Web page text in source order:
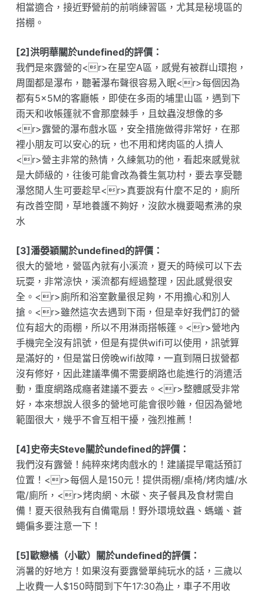
相當適合，接近野營前的前哨練習區，尤其是秘境區的
搭棚。
[2]洪明華關於undefined的評價：
我們是來露營的<r>在星空A區，感覺有被群山環抱，
周圍都是瀑布，聽著瀑布聲很容易入眠<r>每個因為
都有5×5M的客廳帳，即使在多雨的埔里山區，遇到下
雨天和收帳篷就不會那麼棘手，且蚊蟲沒想像的多
<r>露營的瀑布戲水區，安全措施做得非常好，在那
裡小朋友可以安心的玩，也不用和烤肉區的人擠人
<r>營主非常的熱情，久練氣功的他，看起來感覺就
是大師級的，往後可能會改為養生氣功村，要去享受聽
瀑悠閒人生可要趁早<r>真要說有什麼不足的，廁所
有改善空間，草地養護不夠好，沒飲水機要喝煮沸的泉
水
[3]潘嫈穎關於undefined的評價：
很大的營地，營區內就有小溪流，夏天的時候可以下去
玩耍，非常涼快，溪流都有經過整理，因此感覺很安
全。<r>廁所和浴室數量很足夠，不用擔心和別人
搶。<r>雖然這次去遇到下雨，但是幸好我們訂的營
位有超大的雨棚，所以不用淋雨搭帳篷。<r>營地內
手機完全沒有訊號，但是有提供wifi可以使用，訊號算
是滿好的，但是當日傍晚wifi故障，一直到隔日拔營都
沒有修好，因此建議準備不需要網路也能進行的消遣活
動，重度網路成癮者建議不要去。<r>整體感受非常
好，本來想說人很多的營地可能會很吵雜，但因為營地
範圍很大，幾乎不會互相干擾，強烈推薦！
[4]史帝夫Steve關於undefined的評價：
我們沒有露營！純粹來烤肉戲水的！建議提早電話預訂
位置！<r>每個人是150元！提供雨棚/桌椅/烤肉爐/水
電/廁所，<r>烤肉網、木碳、夾子餐具及食材需自
備！夏天很熱我有自備電扇！野外環境蚊蟲、螞蟻、蒼
蠅偏多要注意一下！
[5]歐戀橘（小歐）關於undefined的評價：
消暑的好地方！如果沒有要露營單純玩水的話，三歲以
上收費一人$150時間到下午17:30為止，車子不用收